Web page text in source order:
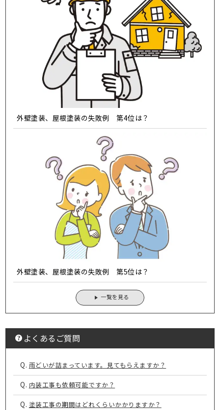
外壁塗装、屋根塗装の失敗例 第4位は？
外壁塗装、屋根塗装の失敗例 第5位は？
一覧を見る
よくあるご質問
Q. 雨どいが詰まっています。見てもらえますか？
Q. 内装工事も依頼可能ですか？
Q. 塗装工事の期間はどれくらいかかりますか？